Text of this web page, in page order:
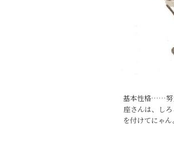
基本性格……努
座さんは、し
を付けてにゃ